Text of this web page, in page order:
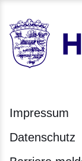
HESSEN -
Impressum
Datenschutz